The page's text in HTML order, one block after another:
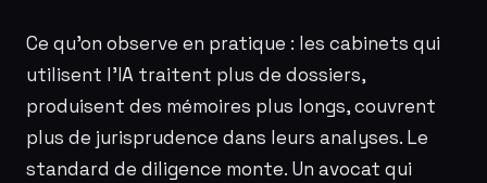
Ce qu’on observe en pratique : les cabinets qui
utilisent l’IA traitent plus de dossiers,
produisent des mémoires plus longs, couvrent
plus de jurisprudence dans leurs analyses. Le
standard de diligence monte. Un avocat qui